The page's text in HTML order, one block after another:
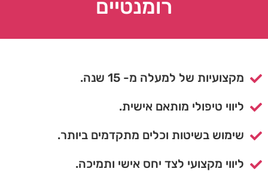
רומנטיים
מקצועיות של למעלה מ- 15 שנה.
ליווי טיפולי מותאם אישית.
שימוש בשיטות וכלים מתקדמים ביותר.
ליווי מקצועי לצד יחס אישי ותמיכה.